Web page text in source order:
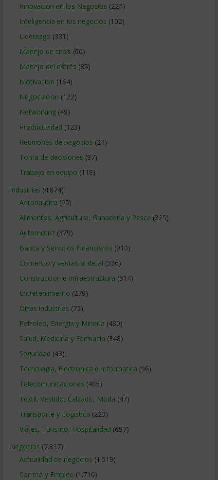
Innovacion en los Negocios (224)
Inteligencia en los negocios (102)
Liderazgo (331)
Manejo de crisis (60)
Manejo del estrés (85)
Motivacion (164)
Negociacion (122)
Networking(49)
Productividad (123)
Reuniones de negocios (24)
Toma de decisiones (87)
Trabajo en equipo (118)
Industrias (4.874)
Aeronautica (95)
Alimentos, Agricultura, Ganaderia y Pesca (325)
Automotriz(379)
Banca y Servicios Financieros (910)
Comercio y ventas al detal (336)
Construccion e Infraestructura (314)
Entretenimiento (279)
Otras industrias (73)
Petroleo, Energia y Mineria (480)
Salud, Medicina y Farmacia (348)
Seguridad (43)
Tecnologia, Electronica e Informatica (96)
Telecomunicaciones (405)
Textil, Vestido, Calzado, Moda (47)
Transporte y Logistica (223)
Viajes, Turismo, Hospitalidad (697)
Negocios (7.837)
Actualidad de negocios (1.519)
Carrera y Empleo (1.710)